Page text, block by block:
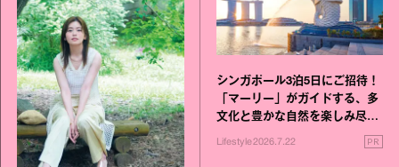
シンガポール3泊5日にご招待！
「マーリー」がガイドする、多
文化と豊かな自然を楽しみ尽く
Lifestyle2026.7.22 PR